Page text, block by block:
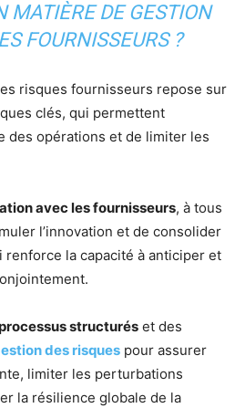
MATIÈRE DE GESTION
FOURNISSEURS ?
risques fournisseurs repose sur
clés, qui permettent
des opérations et de limiter les
avec les fournisseurs, à tous
l’innovation et de consolider
renforce la capacité à anticiper et
structurés et des
des risques pour assurer
limiter les perturbations
la résilience globale de la